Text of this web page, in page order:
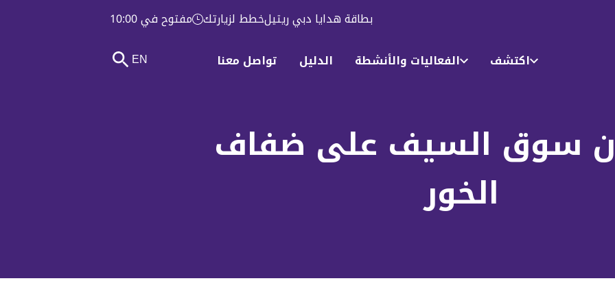
بطاقة هدايا دبي ريتيلخطط لزيارتك مفتوح في 10:00
اكتشف
الفعاليات والأنشطة الدليل تواصل معنا EN
سوق السيف على ضفاف
الخور